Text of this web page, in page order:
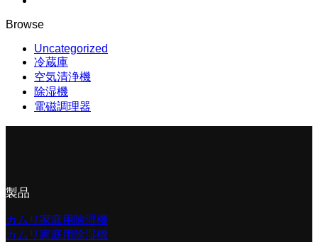
Browse
Uncategorized
冷蔵庫
空気清浄機
除湿機
電磁調理器
製品
カムリ家庭用除湿機
カムリ家庭用除湿機